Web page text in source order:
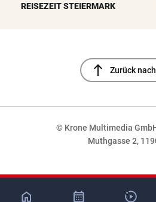
REISEZEIT STEIERMARK
north Zurück
© Krone Multimedia
Muthgasse 2,
NaN%